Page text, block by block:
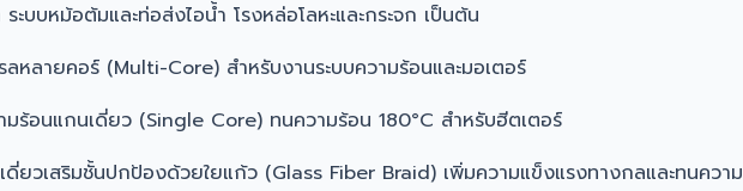
ะบบหม้อต้มและท่อส่งไอน้ำ โรงหล่อโลหะและกระจก เป็นต้น
ลหลายคอร์ (Multi-Core) สำหรับงานระบบความร้อนและมอเตอร์
มร้อนแกนเดี่ยว (Single Core) ทนความร้อน 180°C สำหรับฮีตเตอร์
ดี่ยวเสริมชั้นปกป้องด้วยใยแก้ว (Glass Fiber Braid) เพิ่มความแข็งแรงทางกลและทนความ